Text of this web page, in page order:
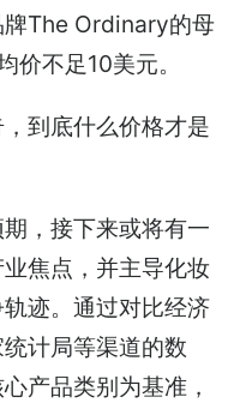
牌The Ordinary的母
不足10美元。
到底什么价格才是
，接下来或将有一
焦点，并主导化妆
迹。通过对比经济
计局等渠道的数
产品类别为基准，